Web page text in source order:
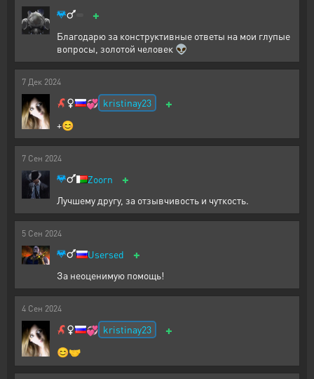
+
Благодарю за конструктивные ответы на мои глупые
вопросы, золотой человек 👽
7 Дек 2024
💞 kristinay23 +
+😊
7 Сен 2024
Zoorn +
Лучшему другу, за отзывчивость и чуткость.
5 Сен 2024
Usersed +
За неоценимую помощь!
4 Сен 2024
💞 kristinay23 +
😊🤝